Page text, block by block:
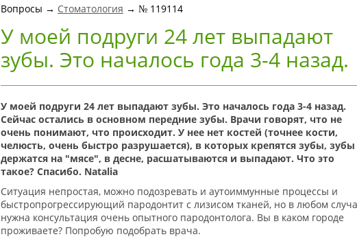
Вопросы → Стоматология → № 119114
У моей подруги 24 лет выпадают
зубы. Это началось года 3-4 назад.
У моей подруги 24 лет выпадают зубы. Это началось года 3-4 назад.
Сейчас остались в основном передние зубы. Врачи говорят, что не
очень понимают, что происходит. У нее нет костей (точнее кости,
челюсть, очень быстро разрушается), в которых крепятся зубы, зубы
держатся на "мясе", в десне, расшатываются и выпадают. Что это
такое? Спасибо. Natalia
Ситуация непростая, можно подозревать и аутоиммунные процессы и
быстропрогрессирующий пародонтит с лизисом тканей, но в любом
нужна консультация очень опытного пародонтолога. Вы в каком городе
проживаете? Попробую подобрать врача.